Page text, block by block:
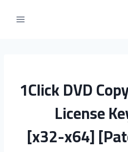
1Click DVD
License
[x32-x64]